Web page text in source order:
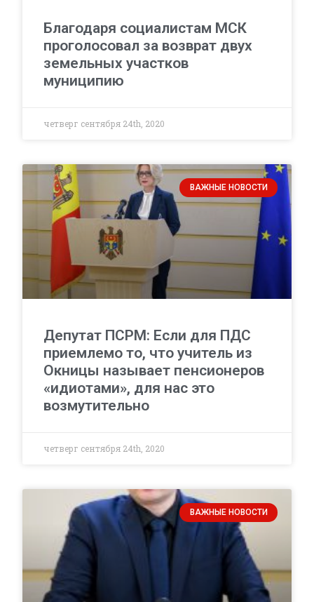
Благодаря социалистам МСК
проголосовал за возврат двух
земельных участков
муниципию
четверг сентября 24th, 2020
ВАЖНЫЕ НОВОСТИ
Депутат ПСРМ: Если для ПДС
приемлемо то, что учитель из
Окницы называет пенсионеров
«идиотами», для нас это
возмутительно
четверг сентября 24th, 2020
ВАЖНЫЕ НОВОСТИ